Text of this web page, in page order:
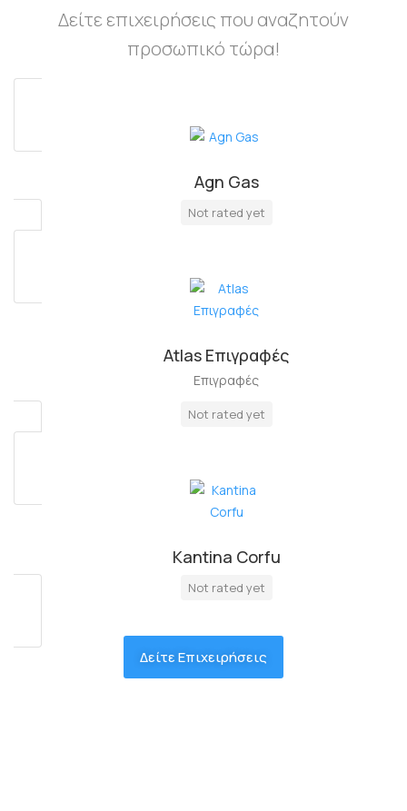
Πλήρη Απασχόληση
Δείτε επιχειρήσεις που αναζητούν
προσωπικό τώρα!
Agn Gas
Not rated yet
Atlas Επιγραφές
Επιγραφές
Not rated yet
Kantina Corfu
Not rated yet
Δείτε Επιχειρήσεις